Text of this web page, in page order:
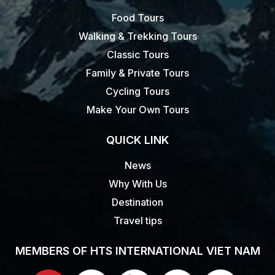
Food Tours
Walking & Trekking Tours
Classic Tours
Family & Private Tours
Cycling Tours
Make Your Own Tours
QUICK LINK
News
Why With Us
Destination
Travel tips
MEMBERS OF HTS INTERNATIONAL VIET NAM